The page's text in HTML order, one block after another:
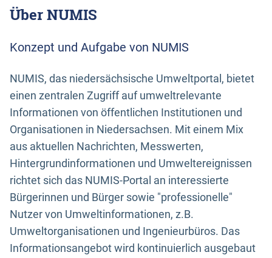
Über NUMIS
Konzept und Aufgabe von NUMIS
NUMIS, das niedersächsische Umweltportal, bietet
einen zentralen Zugriff auf umweltrelevante
Informationen von öffentlichen Institutionen und
Organisationen in Niedersachsen. Mit einem Mix
aus aktuellen Nachrichten, Messwerten,
Hintergrundinformationen und Umweltereignissen
richtet sich das NUMIS-Portal an interessierte
Bürgerinnen und Bürger sowie "professionelle"
Nutzer von Umweltinformationen, z.B.
Umweltorganisationen und Ingenieurbüros. Das
Informationsangebot wird kontinuierlich ausgebaut